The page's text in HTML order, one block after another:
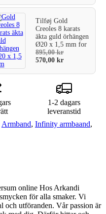
TilføjGold
Creoles 8 karats
äkta guld örhängen
Ø20 x 1,5 mmfor
895,00kr
570,00kr
1-2 dagars
leveranstid
Armband, Infinity armbaand,
online Hos Arkandi
för alla smaker. Vi
och utföranden. Vår passion är